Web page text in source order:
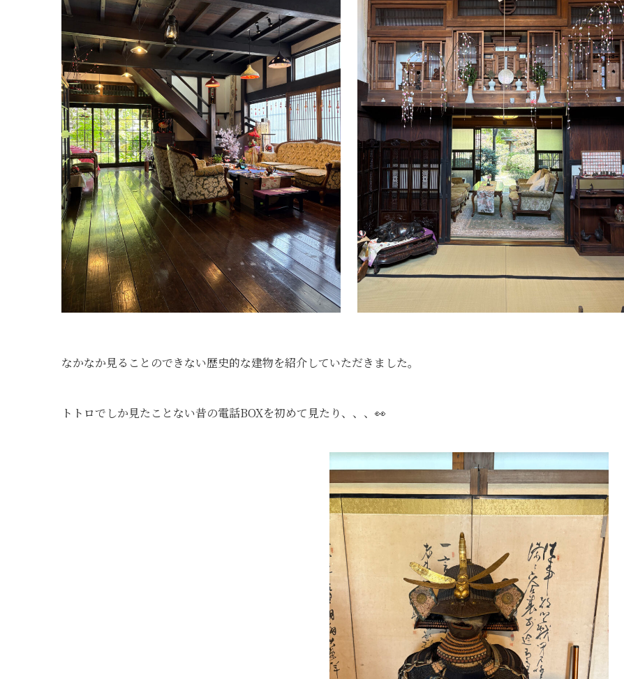
なかなか見ることのできない歴史的な建物を紹介していただきました。
トトロでしか見たことない昔の電話BOXを初めて見たり、、、👀